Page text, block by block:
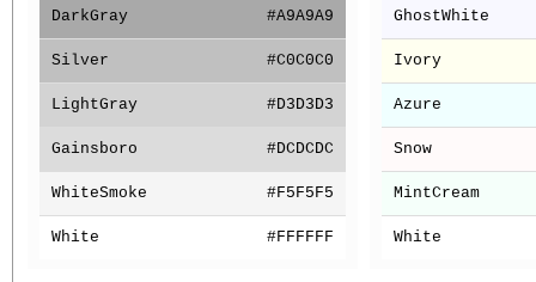
DarkGray #A9A9A9
Silver #C0C0C0
LightGray #D3D3D3
Gainsboro #DCDCDC
WhiteSmoke #F5F5F5
White #FFFFFF
GhostWhite
Ivory
Azure
Snow
MintCream
White